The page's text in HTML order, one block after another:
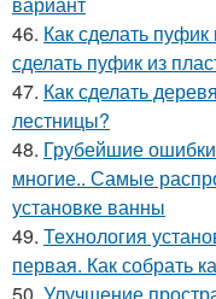
46. Как сделать
сделать пуфик из
47. Как сделать
лестницы?
48. Грубейшие
многие.. Самые
установке ванны
49. Технология
первая. Как собрать